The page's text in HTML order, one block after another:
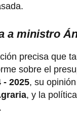
a ministro
precisa que
sobre el
- 2025, su
, y la